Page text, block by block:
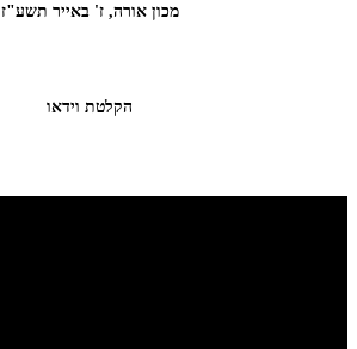
מכון אורה, ז' באייר תשע"ז
הקלטת וידאו